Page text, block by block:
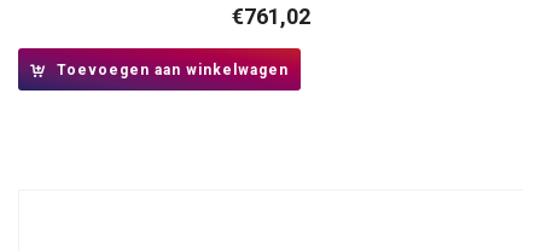
€761,02
Toevoegen aan winkelwagen